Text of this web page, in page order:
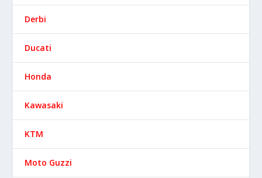
Derbi
Ducati
Honda
Kawasaki
KTM
Moto Guzzi